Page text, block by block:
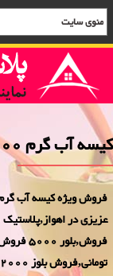
کیسه آب گرم 2000 فروش
تومانی,فروش بلوز 2000 تومانی,فروش بلور 5000 تومانی